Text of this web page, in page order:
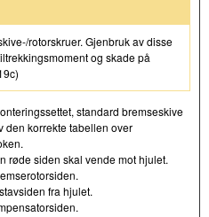
rotorskruer. Gjenbruk av disse
og skade på
standard bremseskive
den korrekte tabellen over
røde siden skal vende mot hjulet.
fra hjulet.